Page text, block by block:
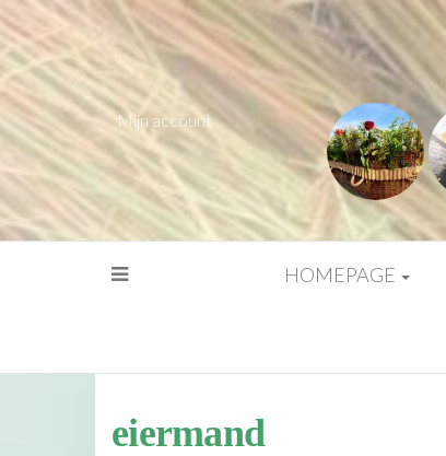
Mijn account
HOMEPAGE
eiermand